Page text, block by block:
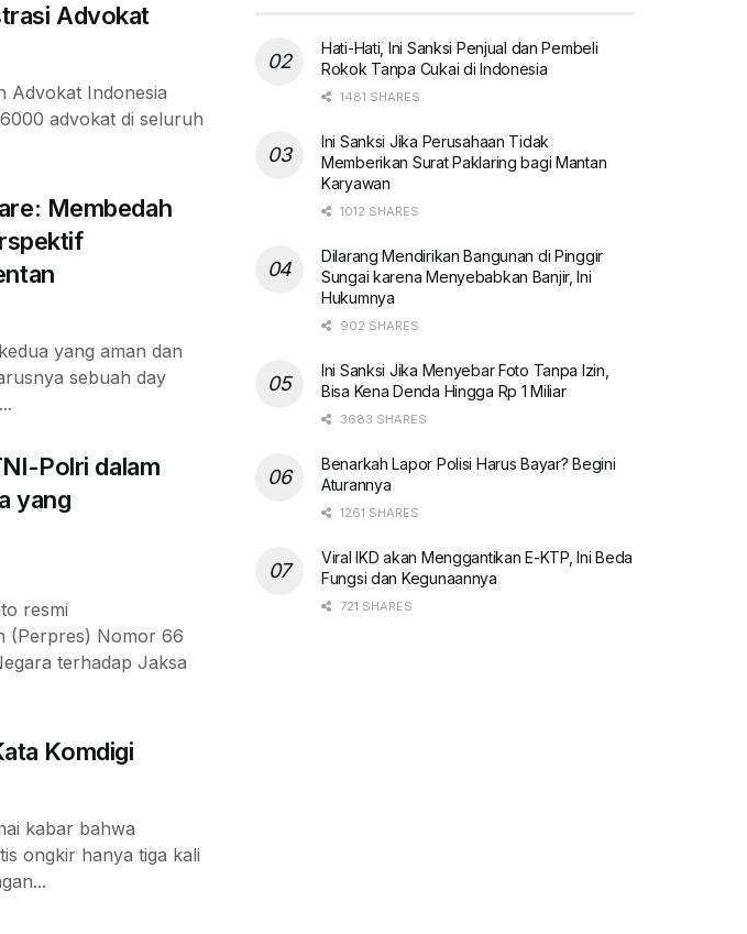
Advokat
Advokat Indonesia
advokat di seluruh
Membedah
yang aman dan
sebuah day
Polri dalam
yang
resmi
(Perpres) Nomor 66
terhadap Jaksa
Komdigi
kabar bahwa
ongkir hanya tiga kali
Hati-Hati, Ini Sanksi Penjual dan Pembeli
Rokok Tanpa Cukai di Indonesia
1481 SHARES
Ini Sanksi Jika Perusahaan Tidak
Memberikan Surat Paklaring bagi Mantan
Karyawan
1012 SHARES
Dilarang Mendirikan Bangunan di Pinggir
Sungai karena Menyebabkan Banjir, Ini
Hukumnya
902 SHARES
Ini Sanksi Jika Menyebar Foto Tanpa Izin,
Bisa Kena Denda Hingga Rp 1 Miliar
3683 SHARES
Benarkah Lapor Polisi Harus Bayar? Begini
Aturannya
1261 SHARES
Viral IKD akan Menggantikan E-KTP, Ini Beda
Fungsi dan Kegunaannya
721 SHARES